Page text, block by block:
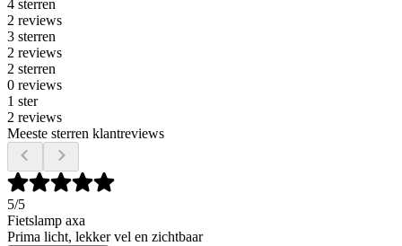
4 sterren
2 reviews
3 sterren
2 reviews
2 sterren
0 reviews
1 ster
2 reviews
Meeste sterren klantreviews
5/5
Fietslamp axa
Prima licht, lekker vel en zichtbaar